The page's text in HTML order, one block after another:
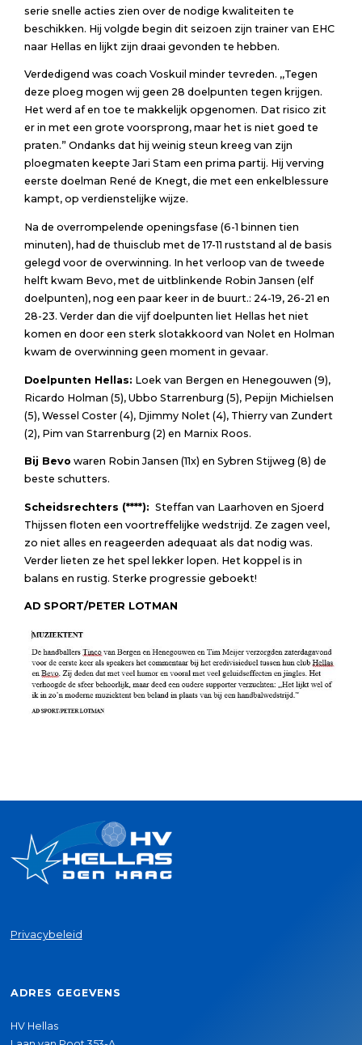
serie snelle acties zien over de nodige kwaliteiten te
beschikken. Hij volgde begin dit seizoen zijn trainer van EHC
naar Hellas en lijkt zijn draai gevonden te hebben.
Verdedigend was coach Voskuil minder tevreden. ,,Tegen
deze ploeg mogen wij geen 28 doelpunten tegen krijgen.
Het werd af en toe te makkelijk opgenomen. Dat risico zit
er in met een grote voorsprong, maar het is niet goed te
praten.” Ondanks dat hij weinig steun kreeg van zijn
ploegmaten keepte Jari Stam een prima partij. Hij verving
eerste doelman René de Knegt, die met een enkelblessure
kampt, op verdienstelijke wijze.
Na de overrompelende openingsfase (6-1 binnen tien
minuten), had de thuisclub met de 17-11 ruststand al de basis
gelegd voor de overwinning. In het verloop van de tweede
helft kwam Bevo, met de uitblinkende Robin Jansen (elf
doelpunten), nog een paar keer in de buurt.: 24-19, 26-21 en
28-23. Verder dan die vijf doelpunten liet Hellas het niet
komen en door een sterk slotakkoord van Nolet en Holman
kwam de overwinning geen moment in gevaar.
Doelpunten Hellas: Loek van Bergen en Henegouwen (9),
Ricardo Holman (5), Ubbo Starrenburg (5), Pepijn Michielsen
(5), Wessel Coster (4), Djimmy Nolet (4), Thierry van Zundert
(2), Pim van Starrenburg (2) en Marnix Roos.
Bij Bevo waren Robin Jansen (11x) en Sybren Stijweg (8) de
beste schutters.
Scheidsrechters (****): Steffan van Laarhoven en Sjoerd
Thijssen floten een voortreffelijke wedstrijd. Ze zagen veel,
zo niet alles en reageerden adequaat als dat nodig was.
Verder lieten ze het spel lekker lopen. Het koppel is in
balans en rustig. Sterke progressie geboekt!
AD SPORT/PETER LOTMAN
Privacybeleid
ADRES GEGEVENS
HV Hellas